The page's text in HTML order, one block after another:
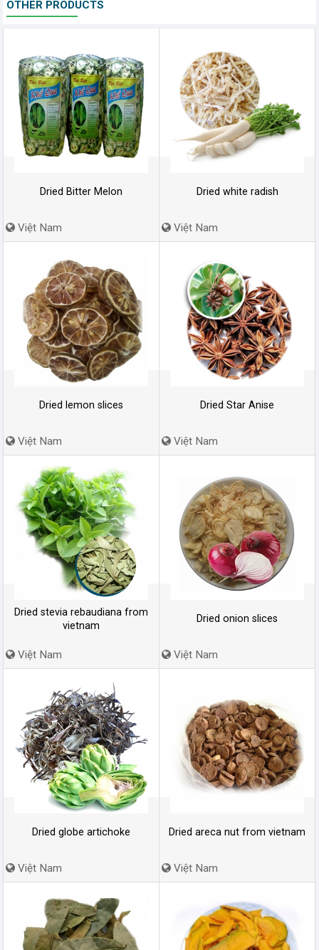
OTHER PRODUCTS
Dried Bitter Melon
Việt Nam
Dried white radish
Việt Nam
Dried lemon slices
Việt Nam
Dried Star Anise
Việt Nam
Dried stevia rebaudiana from
vietnam
Việt Nam
Dried onion slices
Việt Nam
Dried globe artichoke
Việt Nam
Dried areca nut from vietnam
Việt Nam